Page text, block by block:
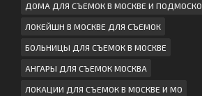
ДОМА ДЛЯ СЪЕМОК В МОСКВЕ И ПОДМОСКО
ЛОКЕЙШН В МОСКВЕ ДЛЯ СЪЕМОК
БОЛЬНИЦЫ ДЛЯ СЪЕМОК В МОСКВЕ
АНГАРЫ ДЛЯ СЪЕМОК МОСКВА
ЛОКАЦИИ ДЛЯ СЪЕМОК В МОСКВЕ И МО